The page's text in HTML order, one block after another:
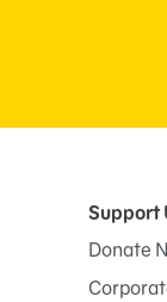
Support
Donate